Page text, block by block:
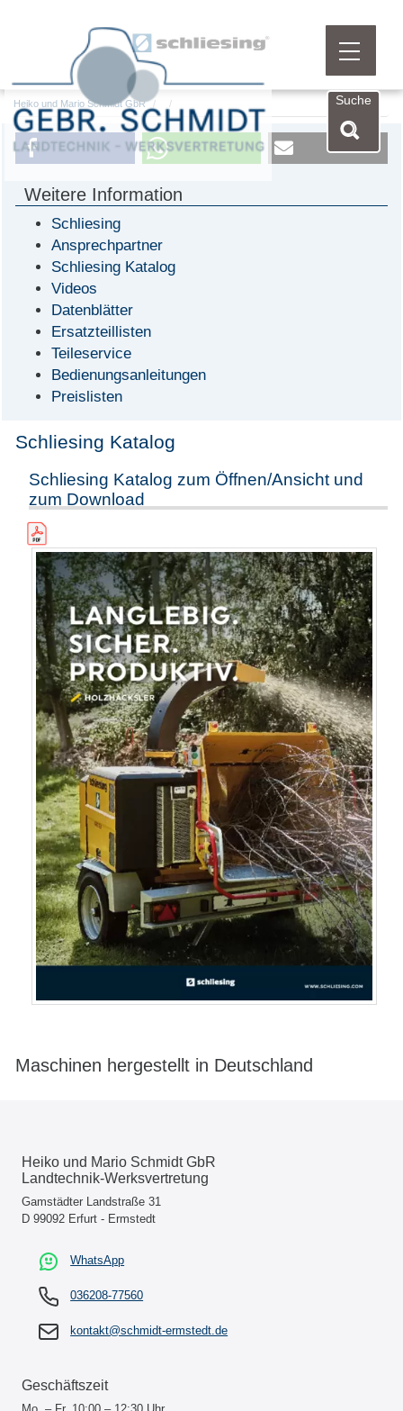
Menü
Suche
Heiko und Mario Schmidt GbR
Weitere Information
Schliesing
Ansprechpartner
Schliesing Katalog
Videos
Datenblätter
Ersatzteillisten
Teileservice
Bedienungsanleitungen
Preislisten
Schliesing Katalog
Schliesing Katalog zum Öffnen/Ansicht und
zum Download
Maschinen hergestellt in Deutschland
Heiko und Mario Schmidt GbR
Landtechnik-Werksvertretung
Gamstädter Landstraße 31
D 99092 Erfurt - Ermstedt
WhatsApp
036208-77560
kontakt@schmidt-ermstedt.de
Geschäftszeit